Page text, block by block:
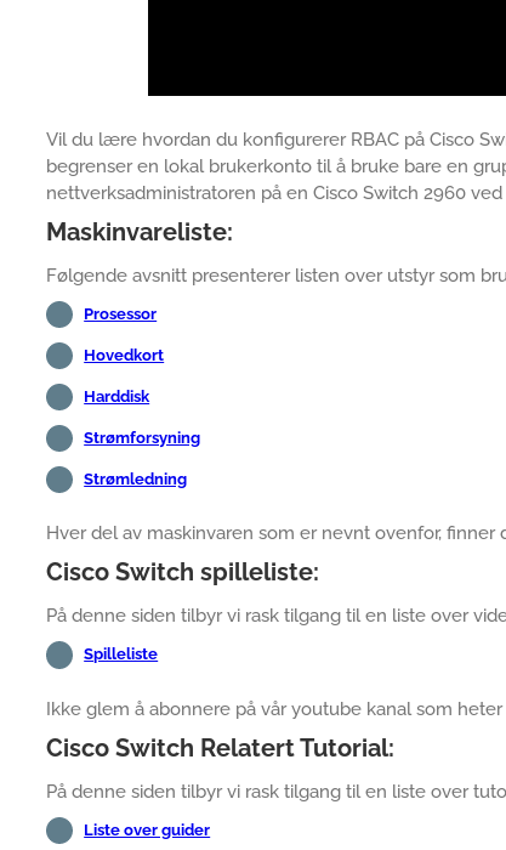
Vil du lære hvordan du konfigurerer RBAC på Cisco
begrenser en lokal brukerkonto til å bruke bare en
nettverksadministratoren på en Cisco Switch 2960
Maskinvareliste:
Følgende avsnitt presenterer listen over utstyr som
Prosessor
Hovedkort
Harddisk
Strømforsyning
Strømledning
Hver del av maskinvaren som er nevnt ovenfor, finner
Cisco Switch spilleliste:
På denne siden tilbyr vi rask tilgang til en liste over
Spilleliste
Ikke glem å abonnere på vår youtube kanal som heter
Cisco Switch Relatert Tutorial:
På denne siden tilbyr vi rask tilgang til en liste over
Liste over guider